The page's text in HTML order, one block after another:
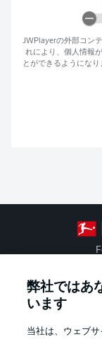
JWPlayerの外部コン
れにより、個人情報が
とができるようになり
弊社ではあ
います
当社は、ウェブ